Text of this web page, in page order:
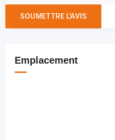
Emplacement